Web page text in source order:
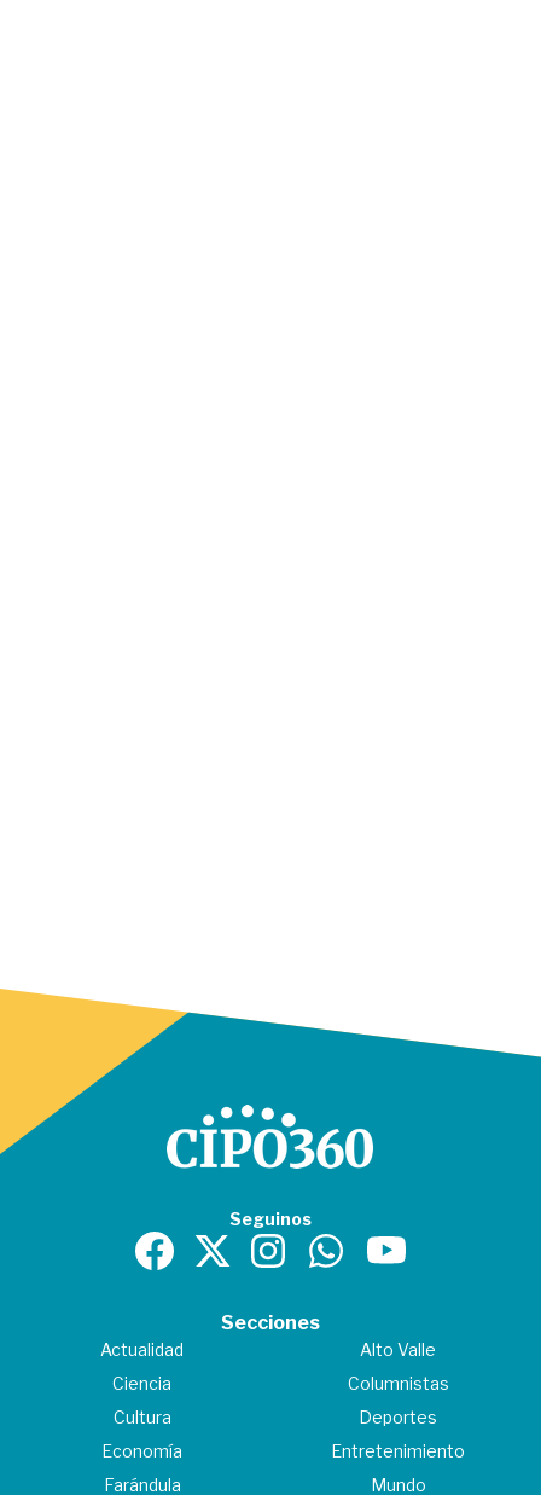
Seguinos
Secciones
Actualidad
Alto Valle
Ciencia
Columnistas
Cultura
Deportes
Economía
Entretenimiento
Farándula
Mundo